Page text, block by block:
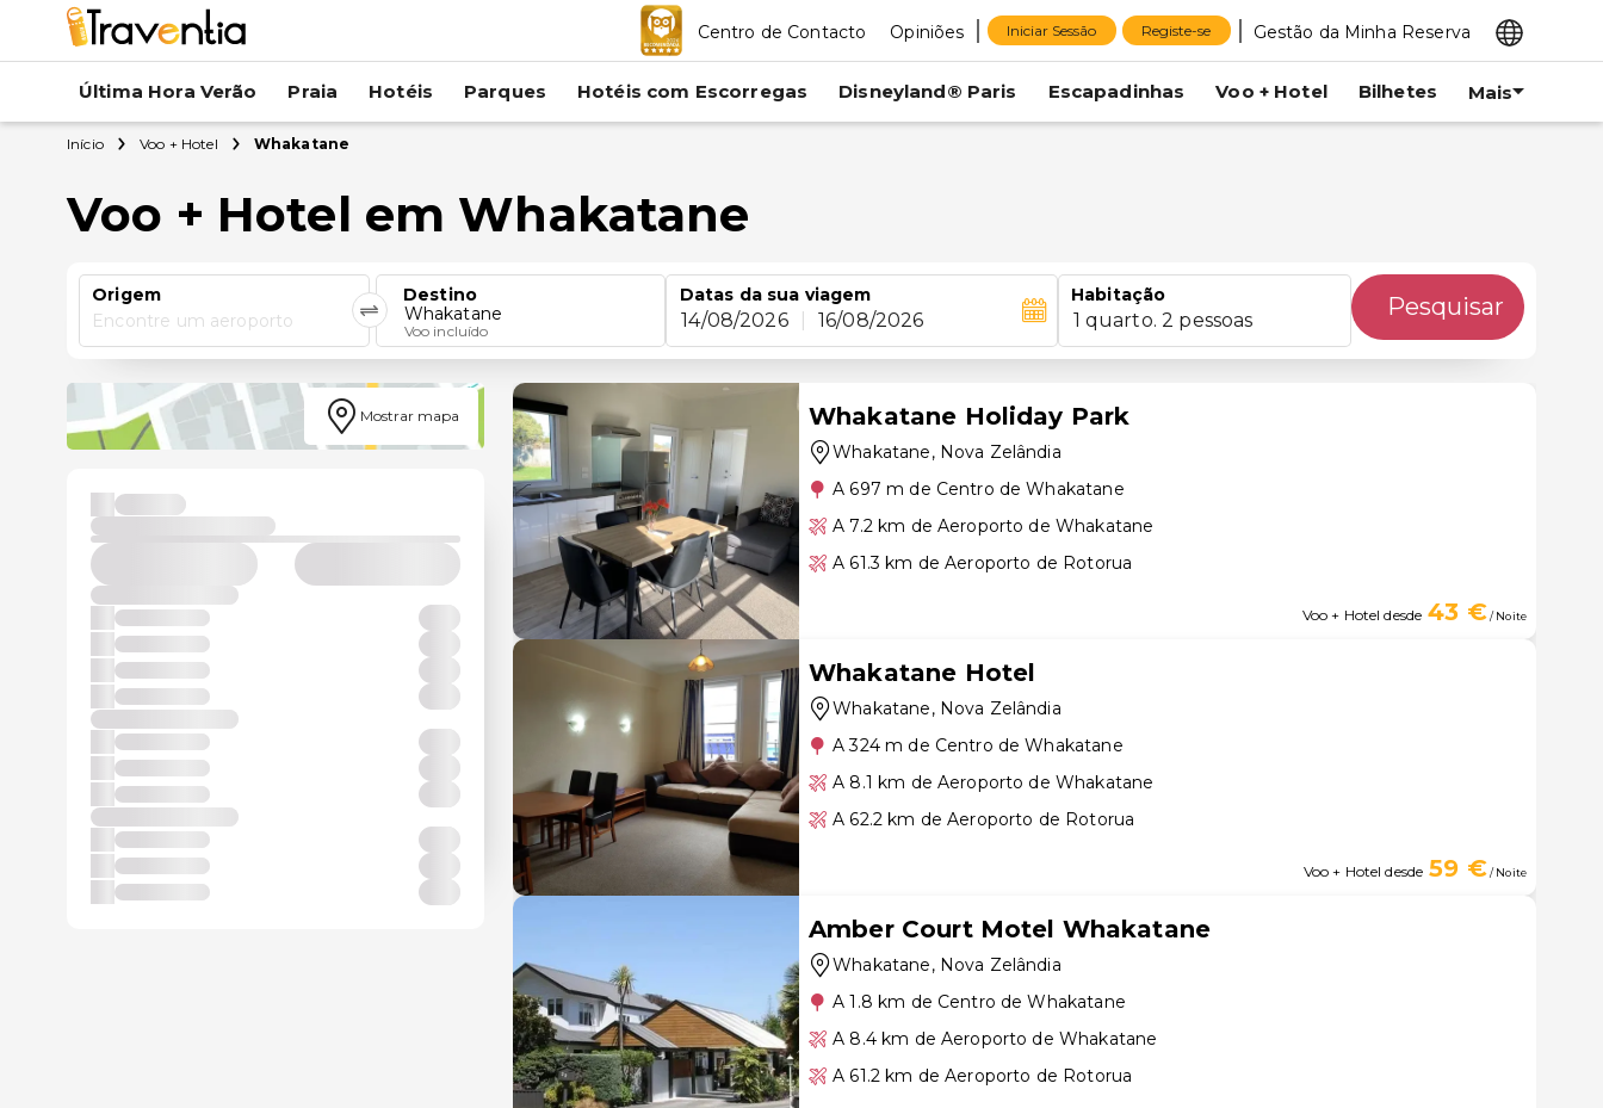
Centro de Contacto Opiniões Iniciar Sessão Registe-se Gestão da Minha Reserva
Última Hora Verão Praia Hotéis Parques Hotéis com Escorregas Disneyland® Paris Escapadinhas Voo + Hotel Bilhetes Mais
Início Voo + Hotel Whakatane
Voo + Hotel em Whakatane
Origem
Encontre um aeroporto
Destino
Whakatane
Voo incluído
Datas da sua viagem
14/08/2026 16/08/2026
Habitação
1 quarto. 2 pessoas Pesquisar
Mostrar mapa Whakatane Holiday Park
Whakatane, Nova Zelândia
A 697 m de Centro de Whakatane
A 7.2 km de Aeroporto de Whakatane
A 61.3 km de Aeroporto de Rotorua
Voo + Hotel desde 43 €/ Noite
Whakatane Hotel
Whakatane, Nova Zelândia
A 324 m de Centro de Whakatane
A 8.1 km de Aeroporto de Whakatane
A 62.2 km de Aeroporto de Rotorua
Voo + Hotel desde 59 €/ Noite
Amber Court Motel Whakatane
Whakatane, Nova Zelândia
A 1.8 km de Centro de Whakatane
A 8.4 km de Aeroporto de Whakatane
A 61.2 km de Aeroporto de Rotorua